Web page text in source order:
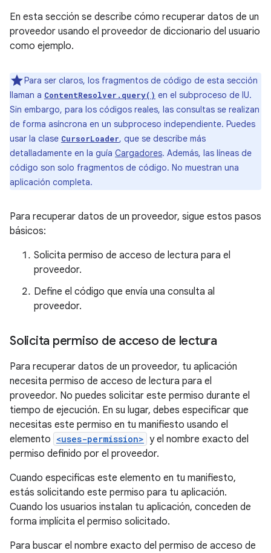
En esta sección se describe cómo recuperar datos de un
proveedor usando el proveedor de diccionario del usuario
como ejemplo.
Para ser claros, los fragmentos de código de esta sección
llaman a ContentResolver.query() en el subproceso de IU.
Sin embargo, para los códigos reales, las consultas se realizan
de forma asíncrona en un subproceso independiente. Puedes
usar la clase CursorLoader, que se describe más
detalladamente en la guía Cargadores. Además, las líneas de
código son solo fragmentos de código. No muestran una
aplicación completa.
Para recuperar datos de un proveedor, sigue estos pasos
básicos:
Solicita permiso de acceso de lectura para el
proveedor.
Define el código que envía una consulta al
proveedor.
Solicita permiso de acceso de lectura
Para recuperar datos de un proveedor, tu aplicación
necesita permiso de acceso de lectura para el
proveedor. No puedes solicitar este permiso durante el
tiempo de ejecución. En su lugar, debes especificar que
necesitas este permiso en tu manifiesto usando el
elemento <uses-permission> y el nombre exacto del
permiso definido por el proveedor.
Cuando especificas este elemento en tu manifiesto,
estás solicitando este permiso para tu aplicación.
Cuando los usuarios instalan tu aplicación, conceden de
forma implícita el permiso solicitado.
Para buscar el nombre exacto del permiso de acceso de